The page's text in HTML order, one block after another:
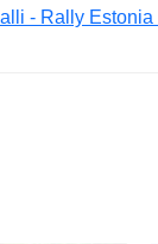
- Rally Estonia